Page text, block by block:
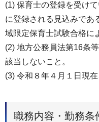
(1) 保育士の登録を受け
に登録される見込みであ
域限定保育士試験合格に
(2) 地方公務員法第16条
該当しないこと。
(3) 令和８年４月１日現
職務内容・勤務条